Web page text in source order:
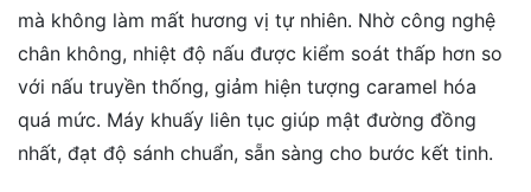
mà không làm mất hương vị tự nhiên. Nhờ công nghệ
chân không, nhiệt độ nấu được kiểm soát thấp hơn so
với nấu truyền thống, giảm hiện tượng caramel hóa
quá mức. Máy khuấy liên tục giúp mật đường đồng
nhất, đạt độ sánh chuẩn, sẵn sàng cho bước kết tinh.